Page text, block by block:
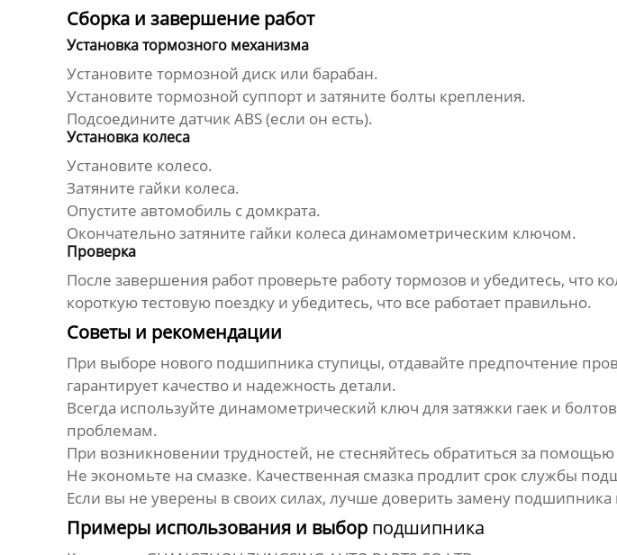
Сборка и завершение работ
Установка тормозного механизма
Установите тормозной диск или барабан.
Установите тормозной суппорт и затяните болты крепления.
Подсоедините датчик ABS (если он есть).
Установка колеса
Установите колесо.
Затяните гайки колеса.
Опустите автомобиль с домкрата.
Окончательно затяните гайки колеса динамометрическим ключом.
Проверка
После завершения работ проверьте работу тормозов и убедитесь, что
короткую тестовую поездку и убедитесь, что все работает правильно.
Советы и рекомендации
При выборе нового подшипника ступицы, отдавайте предпочтение
гарантирует качество и надежность детали.
Всегда используйте динамометрический ключ для затяжки гаек и
проблемам.
При возникновении трудностей, не стесняйтесь обратиться за
Не экономьте на смазке. Качественная смазка продлит срок службы
Если вы не уверены в своих силах, лучше доверить замену подшипника
Примеры использования и выбор подшипника